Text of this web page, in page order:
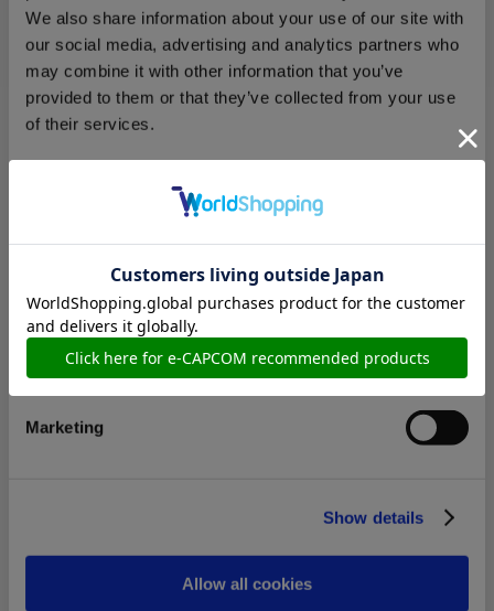
We also share information about your use of our site with
our social media, advertising and analytics partners who
may combine it with other information that you’ve
provided to them or that they’ve collected from your use
of their services.
Statistics
Marketing
Show details
Allow all cookies
イズ
4,180円(税込)
2020/09/23 ～
CAPCOMロゴTシャツ(オールカプコン） ブラック Lサ
イズ